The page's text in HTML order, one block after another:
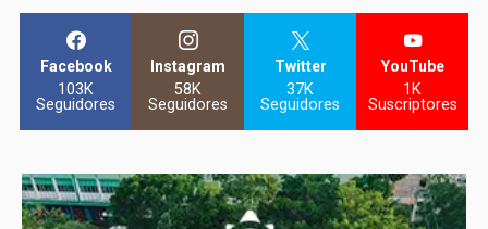
Facebook
103K
Seguidores
Instagram
58K
Seguidores
Twitter
37K
Seguidores
YouTube
1K
Suscriptores